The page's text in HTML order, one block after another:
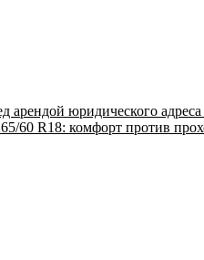
арендой юридического адреса
60 R18: комфорт против